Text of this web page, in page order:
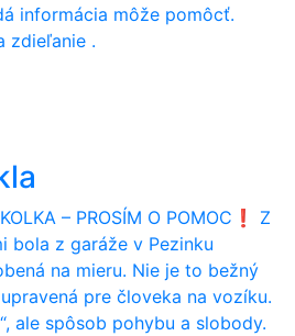
bicyklom je Cube
29-palcové kolesá, karbónový
SuperDeluxe Select+,
príspevku prikladáme fotografiu
z krádeže. Ak máte
ste tento bicykel alebo
páchateľom, prosím
správe, 0905 104 176,
informácia môže pomôcť.
zdieľanie .
– PROSÍM O POMOC❗ Z
bola z garáže v Pezinku
na mieru. Nie je to bežný
pre človeka na vozíku.
ale spôsob pohybu a slobody.